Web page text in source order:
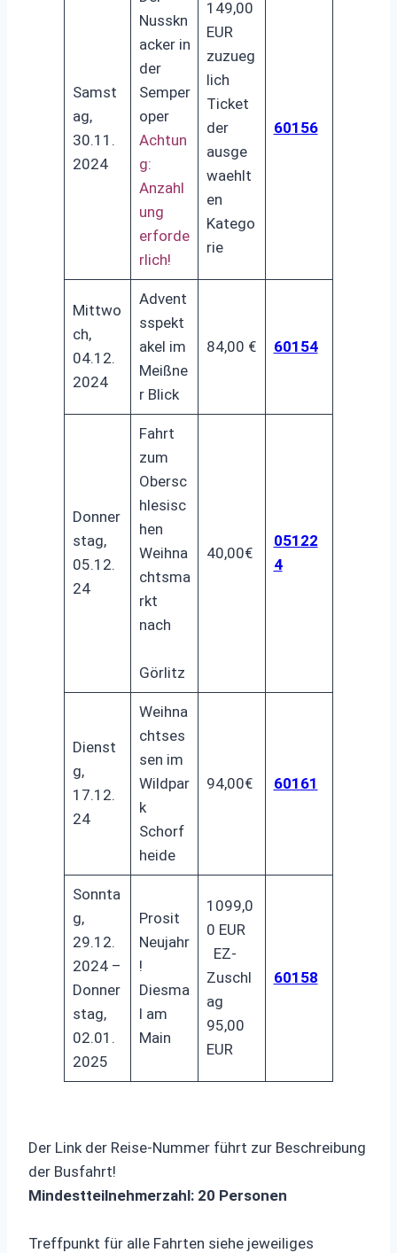
Samst
ag,
30.11.
2024
Nusskn
acker in
der
Semper
oper
Achtun
g:
Anzahl
ung
erforde
rlich!
149,00
EUR
zuzueg
lich
Ticket
der
ausge
waehlt
en
Katego
rie
60156
Mittwo
ch,
04.12.
2024
Advent
sspekt
akel im
Meißne
r Blick
84,00 € 60154
Donner
stag,
05.12.
24
Fahrt
zum
Obersc
hlesisc
hen
Weihna
chtsma
rkt
nach
Görlitz
40,00€
05122
4
Dienst
g,
17.12.
24
Weihna
chtses
sen im
Wildpar
k
Schorf
heide
94,00€ 60161
Sonnta
g,
29.12.
2024 –
Donner
stag,
02.01.
2025
Prosit
Neujahr
!
Diesma
l am
Main
1099,0
0 EUR
EZ-
Zuschl
ag
95,00
EUR
60158
Der Link der Reise-Nummer führt zur Beschreibung
der Busfahrt!
Mindestteilnehmerzahl: 20 Personen
Treffpunkt für alle Fahrten siehe jeweiliges